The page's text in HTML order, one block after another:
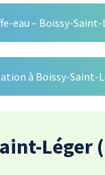
eau – Boissy-
à Boissy-Saint-
Léger